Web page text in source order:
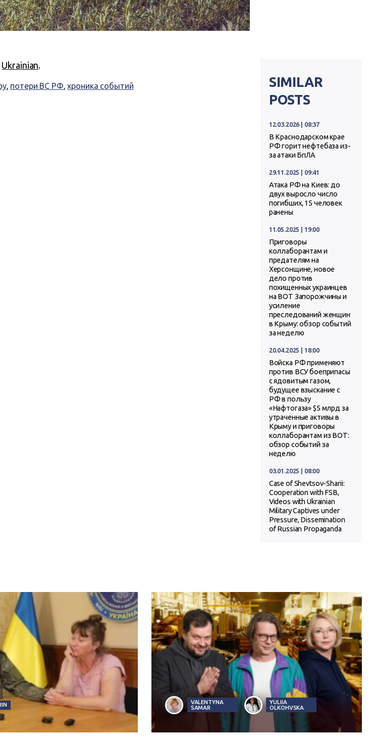
Ukrainian.
, потери ВС РФ,хроника событий
SIMILAR
POSTS
12.03.2026 | 08:37
В Краснодарском крае
РФ горит нефтебаза из-
за атаки БпЛА
29.11.2025 | 09:41
Атака РФ на Киев: до
двух выросло число
погибших, 15 человек
ранены
11.05.2025 | 19:00
Приговоры
коллаборантам и
предателям на
Херсонщине, новое
дело против
похищенных украинцев
на ВОТ Запорожчины и
усиление
преследований женщин
в Крыму: обзор событий
за неделю
20.04.2025 | 18:00
Войска РФ применяют
против ВСУ боеприпасы
с ядовитым газом,
будущее взыскание с
РФ в пользу
«Нафтогаза» $5 млрд за
утраченные активы в
Крыму и приговоры
коллаборантам из ВОТ:
обзор событий за
неделю
03.01.2025 | 08:00
Case of Shevtsov-Sharii:
Cooperation with FSB,
Videos with Ukrainian
Military Captives under
Pressure, Dissemination
of Russian Propaganda
VALENTYNA
SAMAR
YULIIA
OLKOHVSKA